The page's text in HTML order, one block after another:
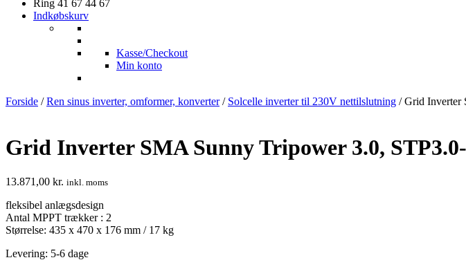
Ring 41 67 44 67
Indkøbskurv
Kasse/Checkout
Min konto
Forside /Ren sinus inverter, omformer, konverter/ Solcelle inverter til 230V nettilslutning / Grid Inverter
Grid Inverter SMA Sunny Tripower 3.0,
13.871,00 kr. inkl. moms
fleksibel anlægsdesign
Antal MPPT trækker : 2
Størrelse: 435 x 470 x 176 mm / 17 kg
Levering: 5-6 dage